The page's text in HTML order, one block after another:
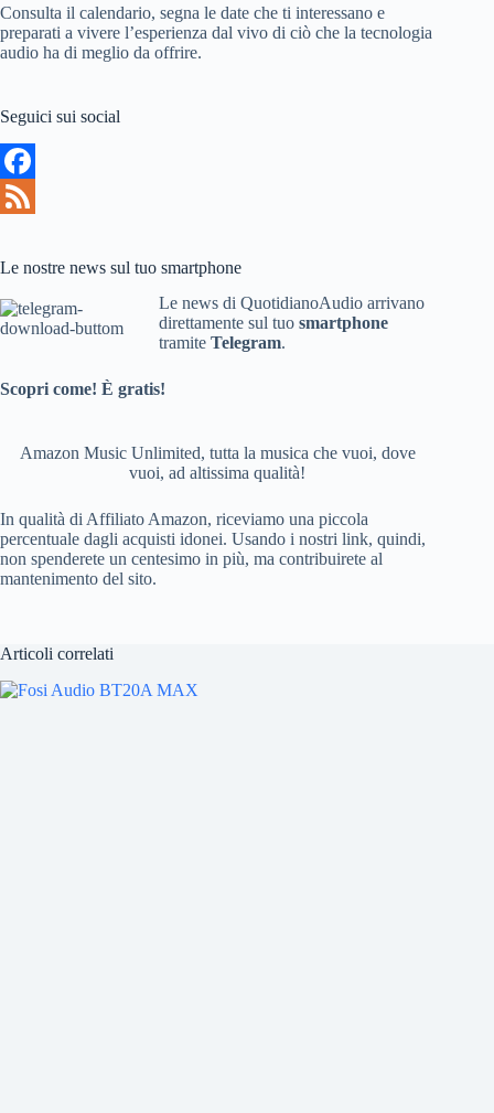
Consulta il calendario, segna le date che ti interessano e
preparati a vivere l’esperienza dal vivo di ciò che la tecnologia
audio ha di meglio da offrire.
Seguici sui social
F
c
e
b
e
e
d
Le nostre news sul tuo smartphone
Le news di QuotidianoAudio arrivano
direttamente sul tuo smartphone
tramite Telegram.
Scopri come! È gratis!
Amazon Music Unlimited, tutta la musica che vuoi, dove
vuoi, ad altissima qualità!
In qualità di Affiliato Amazon, riceviamo una piccola
percentuale dagli acquisti idonei. Usando i nostri link, quindi,
non spenderete un centesimo in più, ma contribuirete al
mantenimento del sito.
Articoli correlati